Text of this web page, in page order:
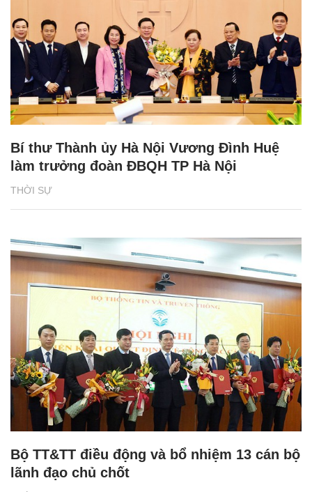
THỜI SỰ
Bí thư Thành ủy Hà Nội Vương Đình Huệ
làm trưởng đoàn ĐBQH TP Hà Nội
Bộ TT&TT điều động và bổ nhiệm 13 cán bộ
lãnh đạo chủ chốt